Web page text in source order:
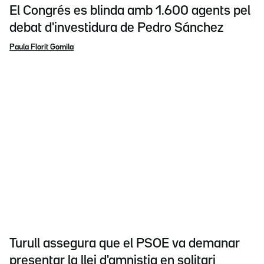
El Congrés es blinda amb 1.600 agents pel
debat d'investidura de Pedro Sánchez
Paula Florit Gomila
Turull assegura que el PSOE va demanar
presentar la llei d'amnistia en solitari